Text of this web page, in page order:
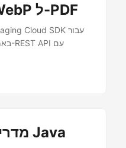
להמיר WebP ל-PDF ב-C# .NET | API להמרת WebP ל-PDF